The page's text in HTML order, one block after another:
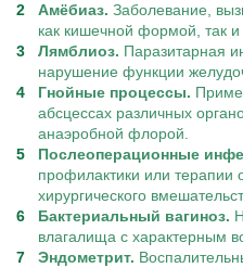
Амёбиаз. Заболевание,
как кишечной формой, так и
Лямблиоз. Паразитарная
нарушение функции
Гнойные процессы.
абсцессах различных
анаэробной флорой.
Послеоперационные
профилактики или терапии
хирургического
Бактериальный вагиноз.
влагалища с характерным
Эндометрит.